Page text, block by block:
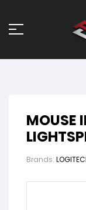
MOUSE
Brands: